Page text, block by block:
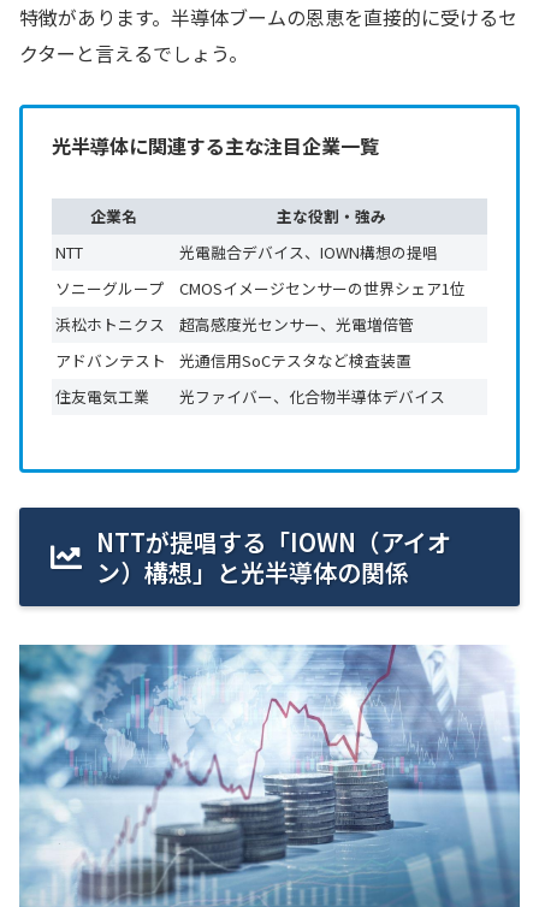
特徴があります。半導体ブームの恩恵を直接的に受けるセ
クターと言えるでしょう。
光半導体に関連する主な注目企業一覧
企業名
主な役割・強み
NTT
光電融合デバイス、IOWN構想の提唱
ソニーグループ
CMOSイメージセンサーの世界シェア1位
浜松ホトニクス
超高感度光センサー、光電増倍管
アドバンテスト
光通信用SoCテスタなど検査装置
住友電気工業
光ファイバー、化合物半導体デバイス
NTTが提唱する「IOWN（アイオ
ン）構想」と光半導体の関係